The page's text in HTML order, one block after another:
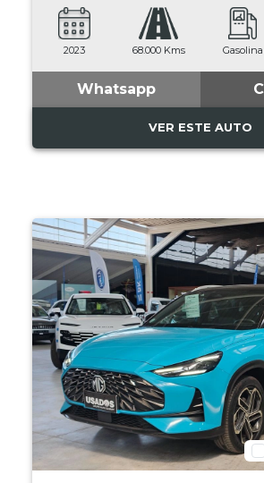
2023 68.000 Kms Gasolina
Whatsapp
VER ESTE AUTO